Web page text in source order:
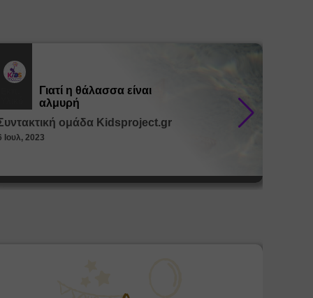
Γιατί η θάλασσα είναι
αλμυρή
ομάδα Kidsproject.gr
Ιουλ, 2023